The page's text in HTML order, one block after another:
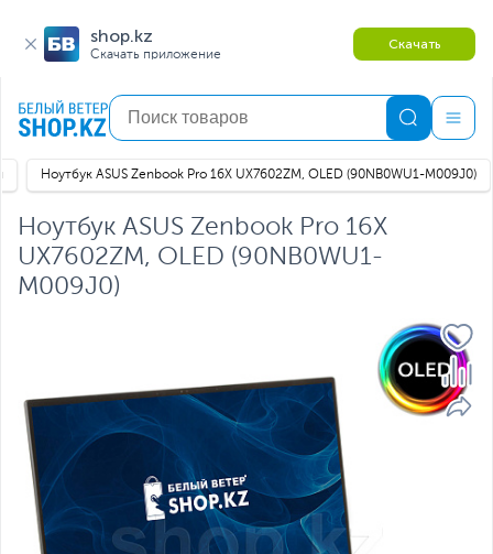
shop.kz
Скачать приложение
Скачать
Ноутбук ASUS Zenbook Pro 16X UX7602ZM, OLED (90NB0WU1-M009J0)
Ноутбук ASUS Zenbook Pro 16X
UX7602ZM, OLED (90NB0WU1-
M009J0)